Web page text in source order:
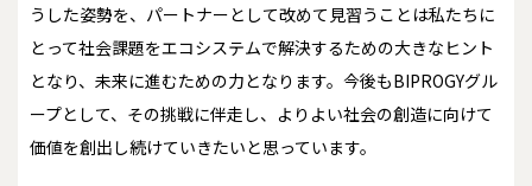
うした姿勢を、パートナーとして改めて見習うことは私たちに
とって社会課題をエコシステムで解決するための大きなヒント
となり、未来に進むための力となります。今後もBIPROGYグル
ープとして、その挑戦に伴走し、よりよい社会の創造に向けて
価値を創出し続けていきたいと思っています。